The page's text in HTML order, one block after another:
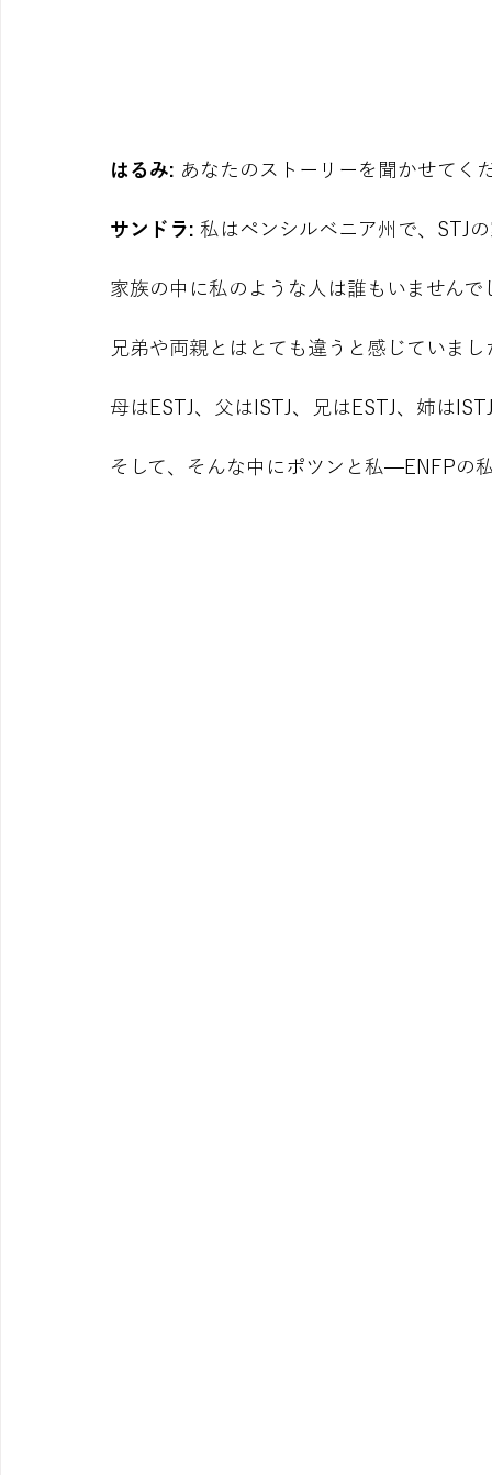
はるみ: あなたのストーリーを聞かせてく
サンドラ: 私はペンシルベニア州で、STJ
家族の中に私のような人は誰もいませんで
兄弟や両親とはとても違うと感じていまし
母はESTJ、父はISTJ、兄はESTJ、姉は
そして、そんな中にポツンと私—ENFPの